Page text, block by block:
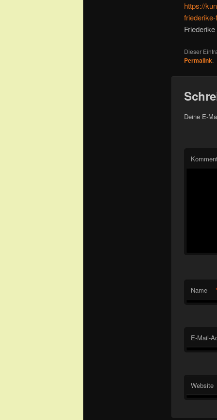
https://
Dieser
Permalink.
Deine E-
Name
E-Mail-
Website